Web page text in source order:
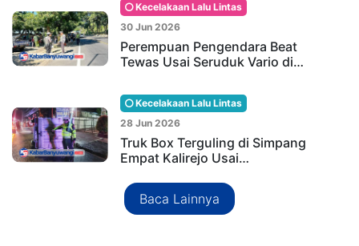
Kecelakaan Lalu Lintas
30 Jun 2026
Perempuan Pengendara Beat
Tewas Usai Seruduk Vario di…
Kecelakaan Lalu Lintas
28 Jun 2026
Truk Box Terguling di Simpang
Empat Kalirejo Usai…
Baca Lainnya